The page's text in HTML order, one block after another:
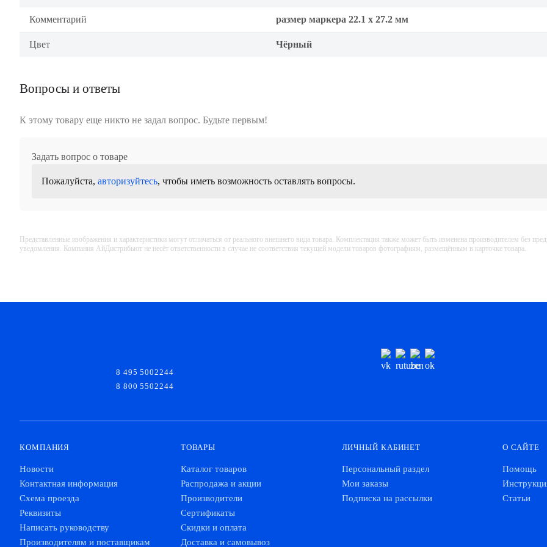
Комментарий размер маркера 22.1 x 27.2 мм
Цвет Чёрный
Вопросы и ответы
К этому товару еще никто не задал вопрос. Будьте первым!
Задать вопрос о товаре
Пожалуйста, авторизуйтесь, чтобы иметь возможность оставлять вопросы.
Представленные изображения и характеристики могут отличаться от реального внешнего вида товара. Комплектация также может быть изменена производителем без
уведомления. Компания АйДистрибьют не несёт ответственности в случае не соответствия текущей модели товаров фотографиям, размещённым в карточке товара.
8 495 5002244
8 800 5502244
КОМПАНИЯ
Новости
Контактная информация
Схема проезда
Реквизиты
Написать руководству
Производителям и поставщикам
ТОВАРЫ
Каталог товаров
Распродажа и акции
Производители
Сертификаты
Скидки и оплата
Доставка и самовывоз
ЛИЧНЫЙ КАБИНЕТ
Персональный раздел
Мои заказы
Подписка на рассылки
О САЙТЕ
Помощь
Статьи